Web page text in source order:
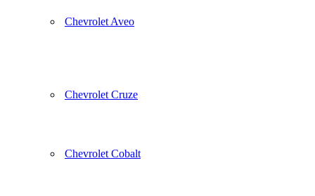
Chevrolet Aveo
Chevrolet Cruze
Chevrolet Cobalt